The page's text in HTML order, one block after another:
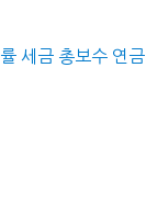
세금 총보수 연금